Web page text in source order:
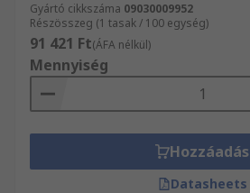
Gyártó cikkszáma 09030009952
Részösszeg (1 tasak / 100 egység)
91 421 Ft(ÁFA nélkül)
Mennyiség
Hozzáadás
Datasheets